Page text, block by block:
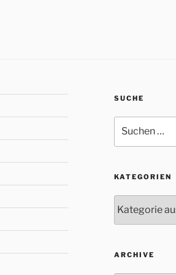
SUCHE
nach:
KATEGORIEN
ARCHIVE